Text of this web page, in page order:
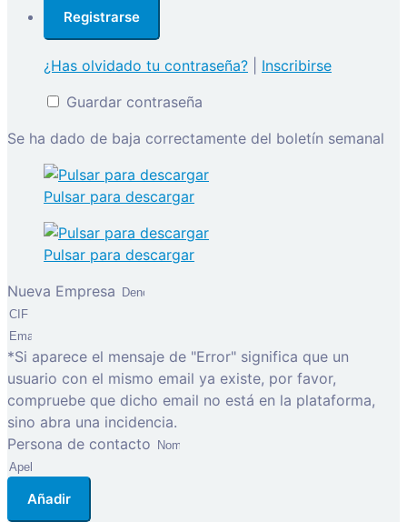
¿Has olvidado tu contraseña?
Inscribirse
Guardar contraseña
Se ha dado de baja correctamente del boletín semanal
Pulsar para descargar
Pulsar para descargar
Nueva Empresa
*Si aparece el mensaje de "Error" significa que un
usuario con el mismo email ya existe, por favor,
compruebe que dicho email no está en la plataforma,
sino abra una incidencia.
Persona de contacto
Añadir